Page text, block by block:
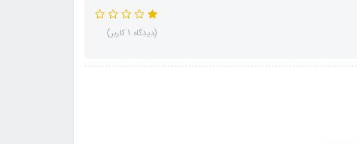
(دیدگاه 1 کاربر)